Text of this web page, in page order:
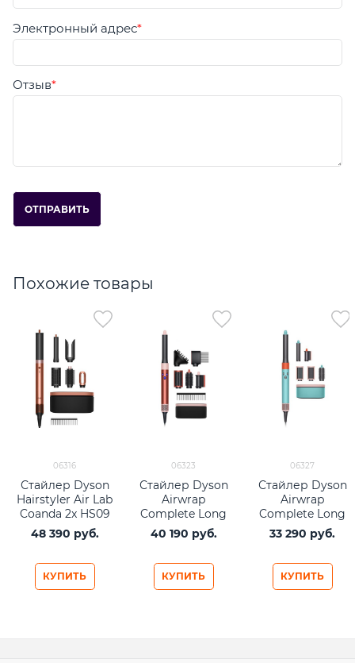
Электронный адрес
Отзыв
Похожие товары
06316
Стайлер Dyson
Hairstyler Air Lab
Coanda 2x HS09
Straight+Wavy
(2025) Amber Silk
48 390 руб.
КУПИТЬ
06323
Стайлер Dyson
Airwrap
Complete Long
Diffuse HS05
Strawberry
Pink (бронза/
40 190 руб.
КУПИТЬ
06327
Стайлер Dyson
Airwrap
Complete Long
HS05 Ceramic
Pop
33 290 руб.
КУПИТЬ